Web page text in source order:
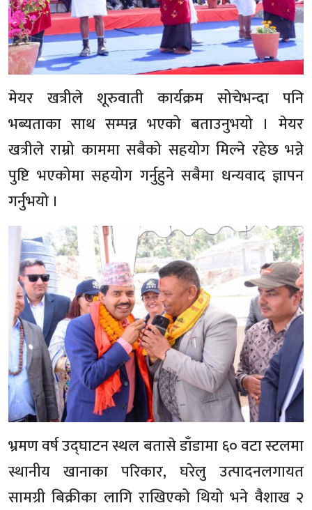
मेयर खत्रीले शूरुवाती कार्यक्रम सोचेभन्दा पनि
भब्यताका साथ सम्पन्न भएको बताउनुभयो । मेयर
खत्रीले राम्रो काममा सबैको सहयोग मिल्ने रहेछ भन्ने
पुष्टि भएकोमा सहयोग गर्नुहुने सबैमा धन्यवाद ज्ञापन
गर्नुभयो ।
भ्रमण वर्ष उद्घाटन स्थल बतासे डाँडामा ६० वटा स्टलमा
स्थानीय खानाका परिकार, घरेलु उत्पादनलगायत
सामग्री बिक्रीका लागि राखिएको थियो भने वैशाख २